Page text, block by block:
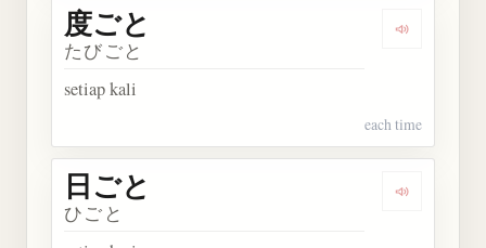
Dengarkan
度ごと
たびごと
setiap kali
each time
Dengarkan
日ごと
ひごと